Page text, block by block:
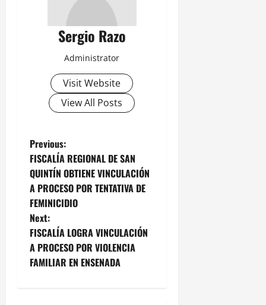
Sergio Razo
Administrator
Visit Website
View All Posts
P
o
s
t
n
a
Previous:
FISCALÍA REGIONAL DE SAN
QUINTÍN OBTIENE VINCULACIÓN
A PROCESO POR TENTATIVA DE
FEMINICIDIO
Next:
FISCALÍA LOGRA VINCULACIÓN
A PROCESO POR VIOLENCIA
FAMILIAR EN ENSENADA